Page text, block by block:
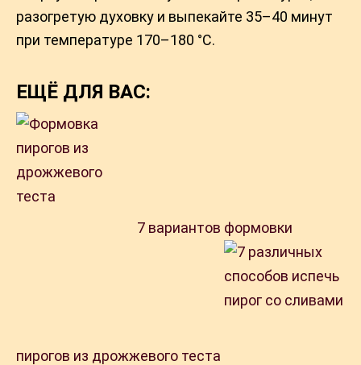
разогретую духовку и выпекайте 35–40 минут
при температуре 170–180 °С.
ЕЩЁ ДЛЯ ВАС:
7 вариантов формовки
пирогов из дрожжевого теста